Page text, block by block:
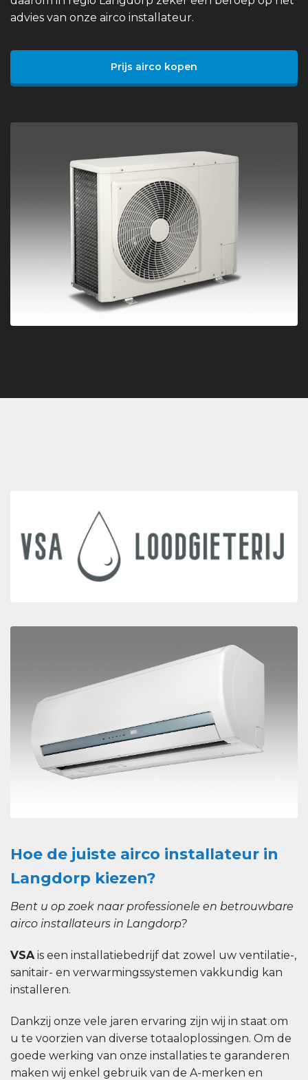
advies van onze airco installateur.
Prijs airco kopen
Hoe de juiste airco installateur in
Langdorp kiezen?
Bent u op zoek naar professionele en betrouwbare
airco installateurs in Langdorp?
VSAis een installatiebedrijf dat zowel uw ventilatie-,
sanitair- en verwarmingssystemen vakkundig kan
installeren.
Dankzij onze vele jaren ervaring zijn wij in staat om
u te voorzien van diverse totaaloplossingen. Om de
goede werking van onze installaties te garanderen
maken wij enkel gebruik van de A-merken en